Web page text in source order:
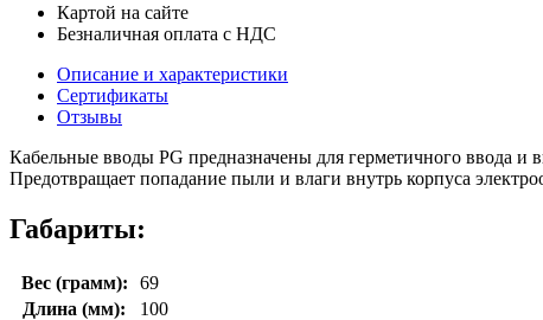
Картой на сайте
Безналичная оплата с НДС
Описание и характеристики
Сертификаты
Отзывы
Кабельные вводы PG предназначены для герметичного ввода и
Предотвращает попадание пыли и влаги внутрь корпуса
Габариты:
Вес (грамм):
69
Длина (мм):
100